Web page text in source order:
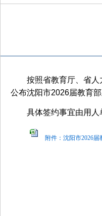
按照省教育厅、省
公布沈阳市2026届教育
具体签约事宜由用
附件：沈阳市2026